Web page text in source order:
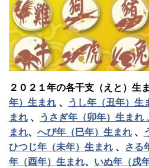
２０２１年の各干支（えと）生
年）生まれ 、 うし年（丑年）生
まれ 、 うさぎ年（卯年）生まれ
まれ、 へび年（巳年）生まれ 、
ひつじ年（未年）生まれ 、 さる
年（酉年）生まれ、 いぬ年（戌